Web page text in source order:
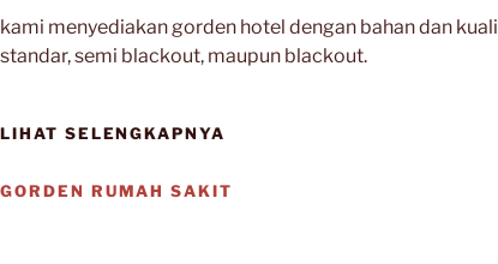
kami menyediakan gorden hotel dengan bahan dan
standar, semi blackout, maupun blackout.
LIHAT SELENGKAPNYA
GORDEN RUMAH SAKIT